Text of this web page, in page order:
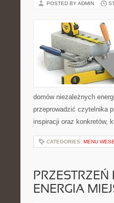
POSTED BY ADMIN
domów niezależnych
przeprowadzić czytelnika
inspiracji oraz konkretów,
CATEGORIES: MENU
ENERGIA